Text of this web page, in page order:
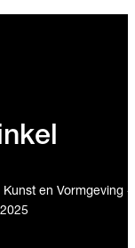
en Vormgeving -